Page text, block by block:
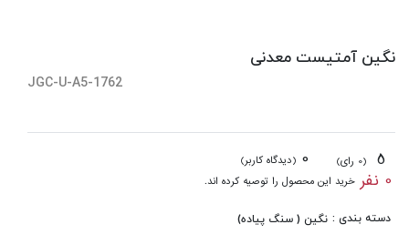
نگین آمتیست معدنی
JGC-U-A5-1762
(0 رای) 0 (دیدگاه کاربر)
0 نفر خرید این محصول را توصیه کرده اند.
دسته بندی : نگین ( سنگ پیاده)